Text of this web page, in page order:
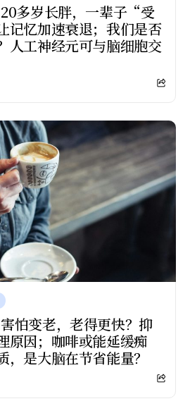
多岁长胖，一辈子“受
记忆加速衰退；我们是否
人工神经元可与脑细胞交
怕变老，老得更快？抑
原因；咖啡或能延缓痴
，是大脑在节省能量？